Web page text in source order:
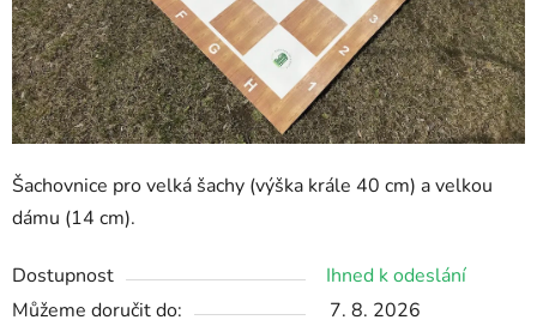
Šachovnice pro velká šachy (výška krále 40 cm) a velkou
dámu (14 cm).
Dostupnost
Ihned k odeslání
Můžeme doručit do:
7. 8. 2026